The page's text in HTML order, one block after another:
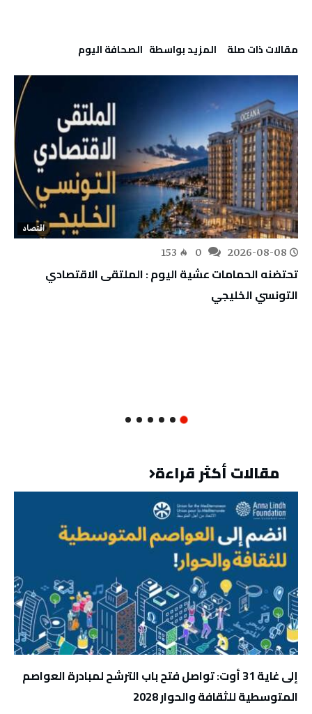
‫مقالات ذات صلة‬ ‫‫المزيد بواسطة‬ ‬ ‭ ‬الصحافة‭ ‬اليوم
اقتصاد
2026-08-08
153
تحتضنه الحمامات عشية اليوم : الملتقى الاقتصادي
التونسي الخليجي
مقالات أكثر قراءة
إلى غاية 31 أوت: تواصل فتح باب الترشح لمبادرة العواصم
المتوسطية للثقافة والحوار 2028